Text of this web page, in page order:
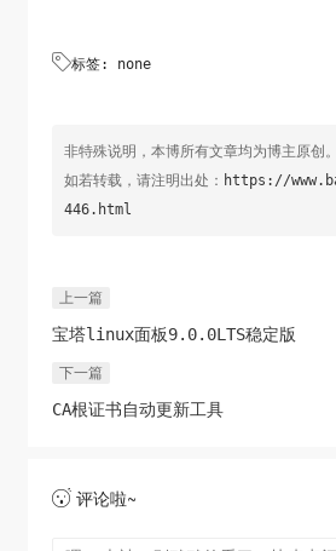
标签: none
非特殊说明，本博所有文章均为博主原创。
如若转载，请注明出处： https://
446.html
上一篇
宝塔linux面板9.0.0LTS稳定版
下一篇
CA根证书自动更新工具
评论啦~